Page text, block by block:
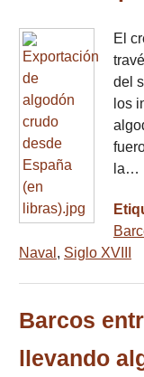
El
del
los
la…
Naval , Siglo XVIII
Barcos
llevando